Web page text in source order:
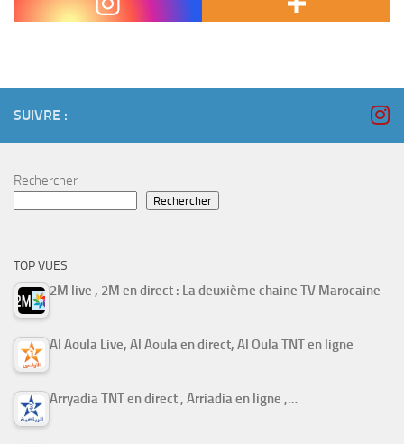
courte période de leurs mariage le jeune homme prend la...
SUIVRE :
Rechercher
Rechercher
TOP VUES
2M live , 2M en direct : La deuxième chaine TV Marocaine
Al Aoula Live, Al Aoula en direct, Al Oula TNT en ligne
Arryadia TNT en direct , Arriadia en ligne ,…